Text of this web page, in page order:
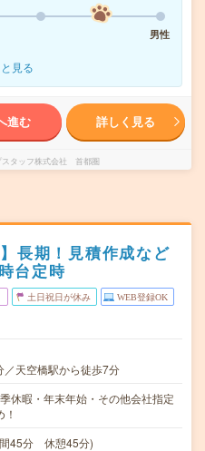
男性
見る
進む 詳しく見る
スタッフ株式会社 首都圏
長期！見積作成など
台定時
土日祝日が休み WEB登録OK
天空橋駅から徒歩7分
休暇・年末年始・その他会社指定
45分 休憩45分)